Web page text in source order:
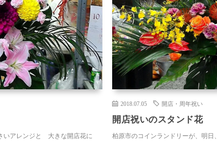
いアレンジと 大きな開店花に
2018.07.05 開店・周年祝い
開店祝いのスタンド花
柏原市のコインランドリーが、明